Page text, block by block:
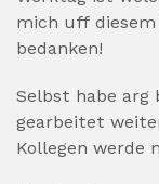
mich uff diesem
bedanken!
Selbst habe arg
gearbeitet
Kollegen werde